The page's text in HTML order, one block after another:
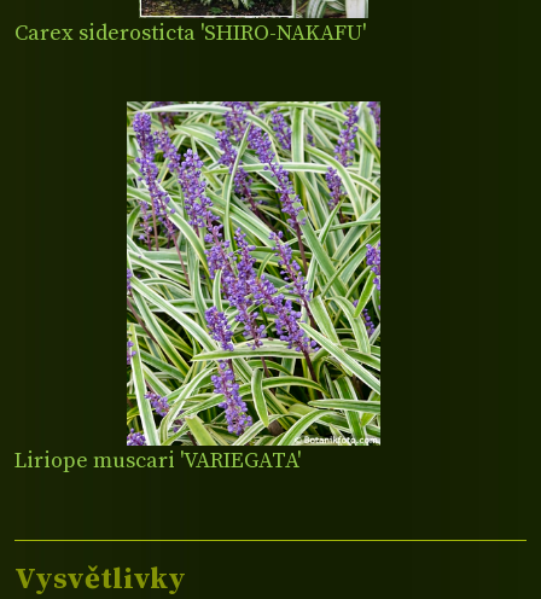
Carex siderosticta 'SHIRO-NAKAFU'
Liriope muscari 'VARIEGATA'
Vysvětlivky